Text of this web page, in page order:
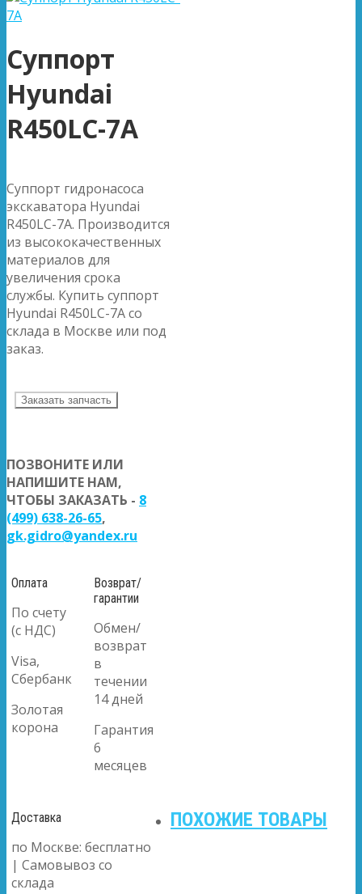
Суппорт
Hyundai
R450LC-7A
Суппорт гидронасоса
экскаватора Hyundai
R450LC-7A. Производится
из высококачественных
материалов для
увеличения срока
службы. Купить суппорт
Hyundai R450LC-7A со
склада в Москве или под
заказ.
Заказать запчасть
ПОЗВОНИТЕ ИЛИ
НАПИШИТЕ НАМ,
ЧТОБЫ ЗАКАЗАТЬ - 8
(499) 638-26-65,
gk.gidro@yandex.ru
Оплата
По счету
(с НДС)
Visa,
Сбербанк
Золотая
корона
Возврат/
гарантии
Обмен/
возврат
в
течении
14 дней
Гарантия
6
месяцев
Доставка
по Москве: бесплатно
| Самовывоз со
склада
ПОХОЖИЕ ТОВАРЫ